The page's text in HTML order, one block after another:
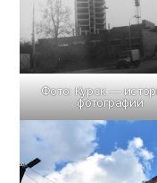
Фото: Курск —
фотографии